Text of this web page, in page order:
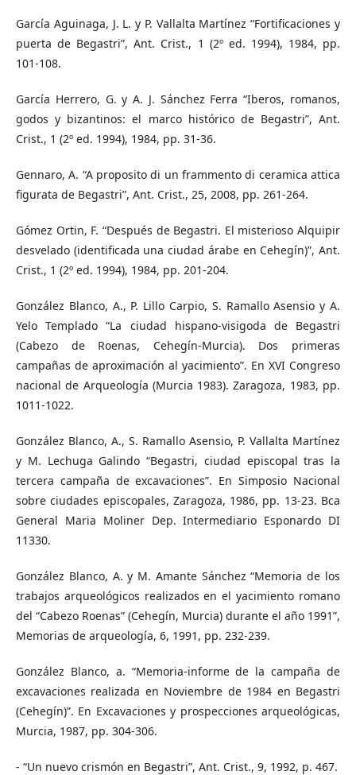
García Aguinaga, J. L. y P. Vallalta Martínez “Fortificaciones y
puerta de Begastri”, Ant. Crist., 1 (2º ed. 1994), 1984, pp.
101-108.
García Herrero, G. y A. J. Sánchez Ferra “Iberos, romanos,
godos y bizantinos: el marco histórico de Begastri”, Ant.
Crist., 1 (2º ed. 1994), 1984, pp. 31-36.
Gennaro, A. “A proposito di un frammento di ceramica attica
figurata de Begastri”, Ant. Crist., 25, 2008, pp. 261-264.
Gómez Ortin, F. “Después de Begastri. El misterioso Alquipir
desvelado (identificada una ciudad árabe en Cehegín)”, Ant.
Crist., 1 (2º ed. 1994), 1984, pp. 201-204.
González Blanco, A., P. Lillo Carpio, S. Ramallo Asensio y A.
Yelo Templado “La ciudad hispano-visigoda de Begastri
(Cabezo de Roenas, Cehegín-Murcia). Dos primeras
campañas de aproximación al yacimiento”. En XVI Congreso
nacional de Arqueología (Murcia 1983). Zaragoza, 1983, pp.
1011-1022.
González Blanco, A., S. Ramallo Asensio, P. Vallalta Martínez
y M. Lechuga Galindo “Begastri, ciudad episcopal tras la
tercera campaña de excavaciones”. En Simposio Nacional
sobre ciudades episcopales, Zaragoza, 1986, pp. 13-23. Bca
General Maria Moliner Dep. Intermediario Esponardo DI
11330.
González Blanco, A. y M. Amante Sánchez “Memoria de los
trabajos arqueológicos realizados en el yacimiento romano
del “Cabezo Roenas” (Cehegín, Murcia) durante el año 1991”,
Memorias de arqueología, 6, 1991, pp. 232-239.
González Blanco, a. “Memoria-informe de la campaña de
excavaciones realizada en Noviembre de 1984 en Begastri
(Cehegín)”. En Excavaciones y prospecciones arqueológicas,
Murcia, 1987, pp. 304-306.
- “Un nuevo crismón en Begastri”, Ant. Crist., 9, 1992, p. 467.